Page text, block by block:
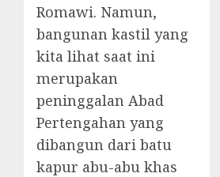
Romawi. Namun,
bangunan kastil yang
kita lihat saat ini
merupakan
peninggalan Abad
Pertengahan yang
dibangun dari batu
kapur abu-abu khas